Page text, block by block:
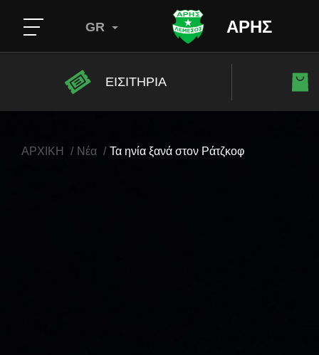
ΑΡΗΣ
GR
ΕΙΣΙΤΗΡΙΑ
ΑΡΧΙΚΗ Νέα Τα ηνία ξανά στον Ράτζκοφ